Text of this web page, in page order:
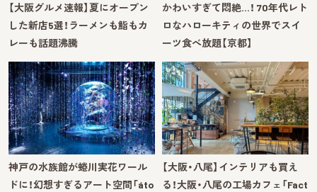
【大阪グルメ速報】夏にオープン
した新店5選！ラーメンも鮨もカ
レーも話題沸騰
かわいすぎて悶絶…！ 70年代レト
ロなハローキティの世界でスイ
ーツ食べ放題【京都】
神戸の水族館が蜷川実花ワール
ドに！幻想すぎるアート空間「áto
【大阪・八尾】インテリアも買え
る！大阪・八尾の工場カフェ「Fact